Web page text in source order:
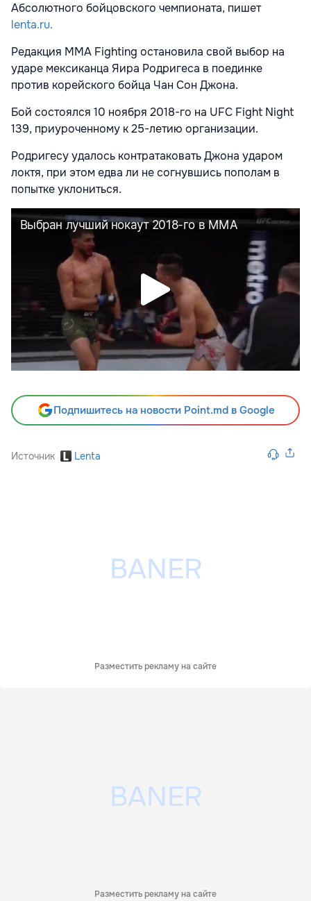
Абсолютного бойцовского чемпионата, пишет
lenta.ru.
Редакция MMA Fighting остановила свой выбор на
ударе мексиканца Яира Родригеса в поединке
против корейского бойца Чан Сон Джона.
Бой состоялся 10 ноября 2018-го на UFC Fight Night
139, приуроченному к 25-летию организации.
Родригесу удалось контратаковать Джона ударом
локтя, при этом едва ли не согнувшись пополам в
попытке уклониться.
Подпишитесь на новости Point.md в Google
Источник Lenta
Разместить рекламу на сайте
Разместить рекламу на сайте